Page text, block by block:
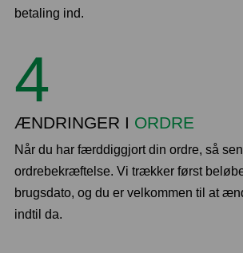
betaling ind.
4
ÆNDRINGER I ORDRE
Når du har færddiggjort din ordre, så
ordrebekræftelse. Vi trækker først
brugsdato, og du er velkommen til at
indtil da.